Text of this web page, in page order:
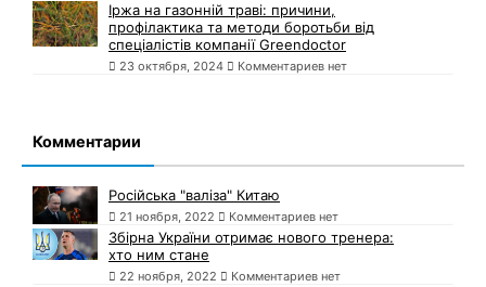
Іржа на газонній траві: причини,
профілактика та методи боротьби від
спеціалістів компанії Greendoctor
23 октября, 2024 Комментариев нет
Комментарии
Російська "валіза" Китаю
21 ноября, 2022 Комментариев нет
Збірна України отримає нового тренера:
хто ним стане
22 ноября, 2022 Комментариев нет